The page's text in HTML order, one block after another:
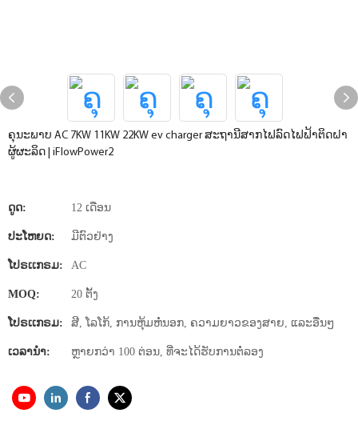
ຄຸນະພາບ AC 7KW 11KW 22KW ev charger ສະຖານີສາກໄຟລົດໄຟຟ້າຕິດຝາ
ຜູ້ຜະລິດ | iFlowPower2
ດູດ: 12 ເດືອນ
ປະໂຫຍດ: ມີຕົວຢ່າງ
ໂປຣເເກຣມ: AC
MOQ: 20 ຕັ້ງ
ໂປຣເເກຣມ: ສີ, ໂລໂກ້, ການຫຸ້ມຫໍ່ນອກ, ຄວາມຍາວຂອງສາຍ, ແລະອື່ນໆ
ເວລານໍາ: ຫຼາຍ​ກວ່າ 100 ຕ່ອນ​, ທີ່​ຈະ​ໄດ້​ຮັບ​ການ​ຕໍ່​ລອງ​